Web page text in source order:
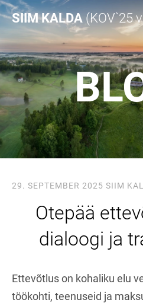
SIIM KALDA(KOV`25
29. SEPTEMBER 2025 SIIM
Otepää
dialoogi ja
Ettevõtlus on kohaliku elu
töökohti, teenuseid ja